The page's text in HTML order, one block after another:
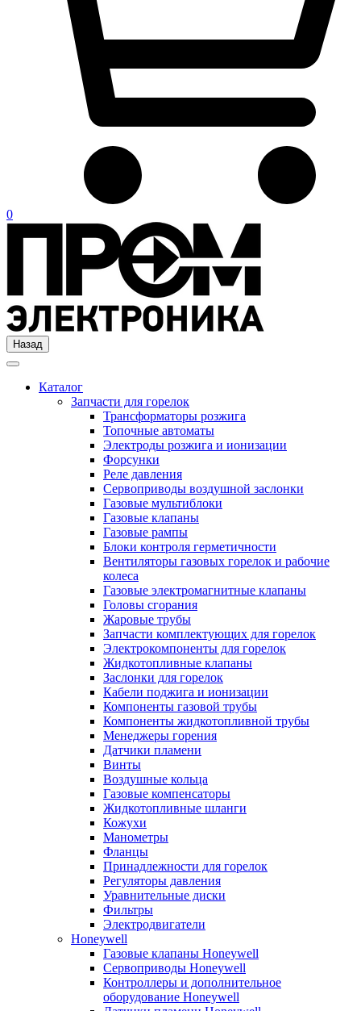
0
Назад
Каталог
Запчасти для горелок
Трансформаторы розжига
Топочные автоматы
Электроды розжига и ионизации
Форсунки
Реле давления
Сервоприводы воздушной заслонки
Газовые мультиблоки
Газовые клапаны
Газовые рампы
Блоки контроля герметичности
Вентиляторы газовых горелок и рабочие
колеса
Газовые электромагнитные клапаны
Головы сгорания
Жаровые трубы
Запчасти комплектующих для горелок
Электрокомпоненты для горелок
Жидкотопливные клапаны
Заслонки для горелок
Кабели поджига и ионизации
Компоненты газовой трубы
Компоненты жидкотопливной трубы
Менеджеры горения
Датчики пламени
Винты
Воздушные кольца
Газовые компенсаторы
Жидкотопливные шланги
Кожухи
Манометры
Фланцы
Принадлежности для горелок
Регуляторы давления
Уравнительные диски
Фильтры
Электродвигатели
Honeywell
Газовые клапаны Honeywell
Сервоприводы Honeywell
Контроллеры и дополнительное
оборудование Honeywell